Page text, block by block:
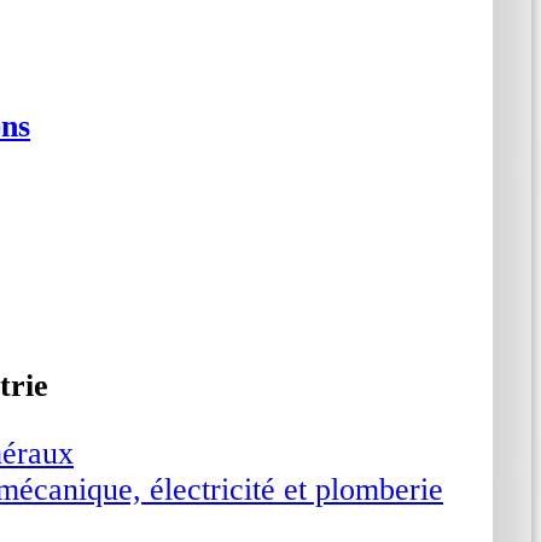
électricité et plomberie